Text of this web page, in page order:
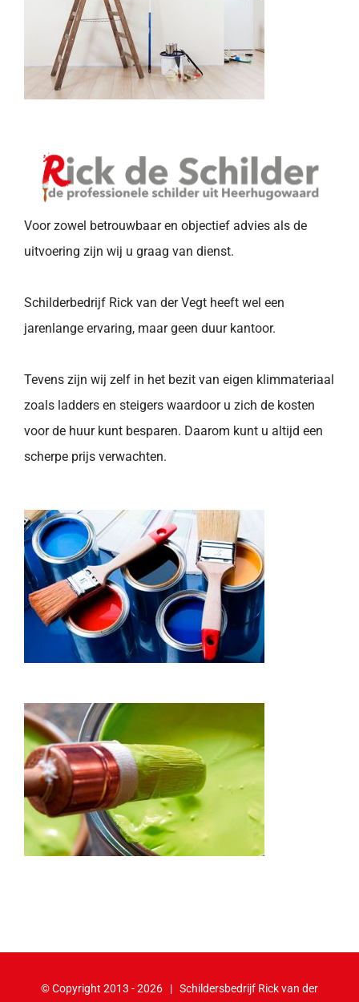
Voor zowel betrouwbaar en objectief advies als de
uitvoering zijn wij u graag van dienst.
Schilderbedrijf Rick van der Vegt heeft wel een
jarenlange ervaring, maar geen duur kantoor.
Tevens zijn wij zelf in het bezit van eigen klimmateriaal
zoals ladders en steigers waardoor u zich de kosten
voor de huur kunt besparen. Daarom kunt u altijd een
scherpe prijs verwachten.
© Copyright 2013 -2026 | Schildersbedrijf Rick van der